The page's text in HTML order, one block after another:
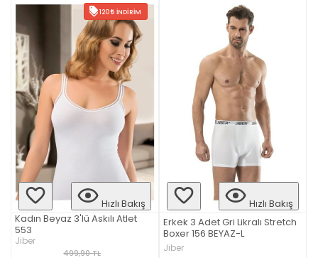
120 İNDIRIM
Hızlı Bakış
Kadın Beyaz 3'lü Askılı Atlet
553
Jiber
499,90 TL
Hızlı Bakış
Erkek 3 Adet Gri Likralı Stretch
Boxer 156 BEYAZ-L
Jiber